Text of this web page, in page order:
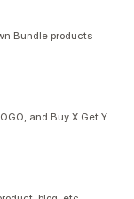
Bundle products
and Buy X Get Y